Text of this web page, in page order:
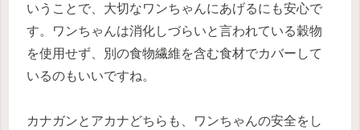
いうことで、大切なワンちゃんにあげるにも安心で
す。ワンちゃんは消化しづらいと言われている穀物
を使用せず、別の食物繊維を含む食材でカバーして
いるのもいいですね。
カナガンとアカナどちらも、ワンちゃんの安全をし